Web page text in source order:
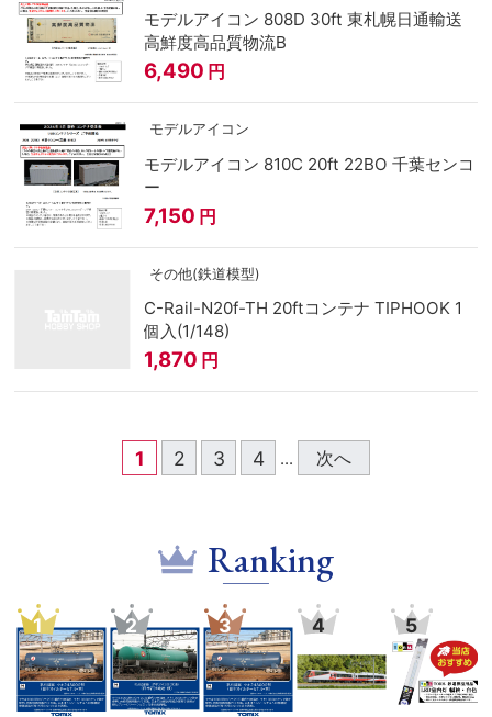
モデルアイコン 808D 30ft 東札幌日通輸送
高鮮度高品質物流B
6,490 円
モデルアイコン
モデルアイコン 810C 20ft 22BO 千葉センコ
ー
7,150 円
その他(鉄道模型)
C-Rail-N20f-TH 20ftコンテナ TIPHOOK 1
個入(1/148)
1,870 円
1 2 3 4 ... 次へ
Ranking
1 2 3 4 5